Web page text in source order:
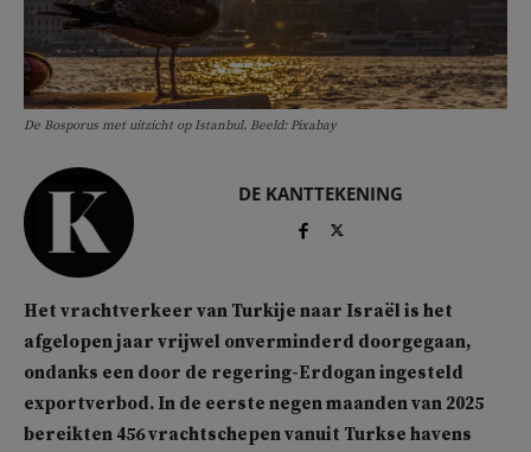
De Bosporus met uitzicht op Istanbul. Beeld: Pixabay
DE KANTTEKENING
Het vrachtverkeer van Turkije naar Israël is het
afgelopen jaar vrijwel onverminderd doorgegaan,
ondanks een door de regering-Erdogan ingesteld
exportverbod. In de eerste negen maanden van 2025
bereikten 456 vrachtschepen vanuit Turkse havens